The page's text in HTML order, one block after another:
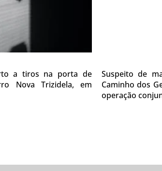
a tiros na porta de
Nova Trizidela, em
Suspeito de
Caminho dos
operação